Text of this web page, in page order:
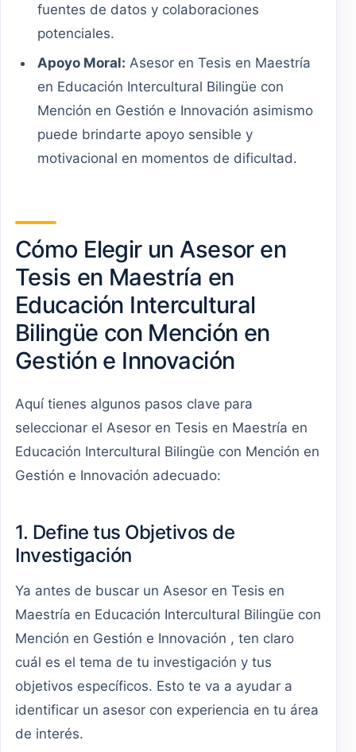
fuentes de datos y colaboraciones
potenciales.
Apoyo Moral: Asesor en Tesis en Maestría
en Educación Intercultural Bilingüe con
Mención en Gestión e Innovación asimismo
puede brindarte apoyo sensible y
motivacional en momentos de dificultad.
Cómo Elegir un Asesor en
Tesis en Maestría en
Educación Intercultural
Bilingüe con Mención en
Gestión e Innovación
Aquí tienes algunos pasos clave para
seleccionar el Asesor en Tesis en Maestría en
Educación Intercultural Bilingüe con Mención en
Gestión e Innovación adecuado:
1. Define tus Objetivos de
Investigación
Ya antes de buscar un Asesor en Tesis en
Maestría en Educación Intercultural Bilingüe con
Mención en Gestión e Innovación , ten claro
cuál es el tema de tu investigación y tus
objetivos específicos. Esto te va a ayudar a
identificar un asesor con experiencia en tu área
de interés.